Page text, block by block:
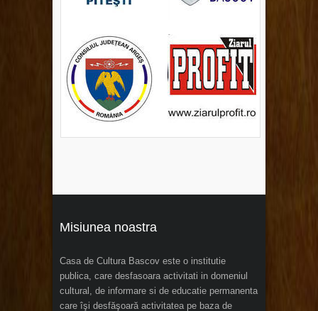
Misiunea noastra
Casa de Cultura Bascov este o institutie
publica, care desfasoara activitati in domeniul
cultural, de informare si de educatie permanenta
care îşi desfăşoară activitatea pe baza de